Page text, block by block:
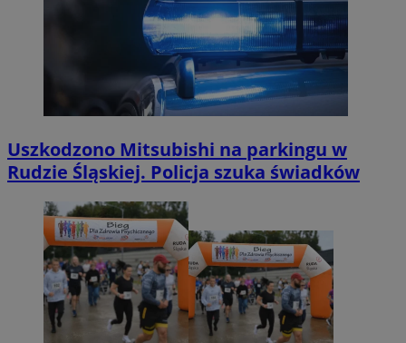
Uszkodzono Mitsubishi na parkingu w
Rudzie Śląskiej. Policja szuka świadków